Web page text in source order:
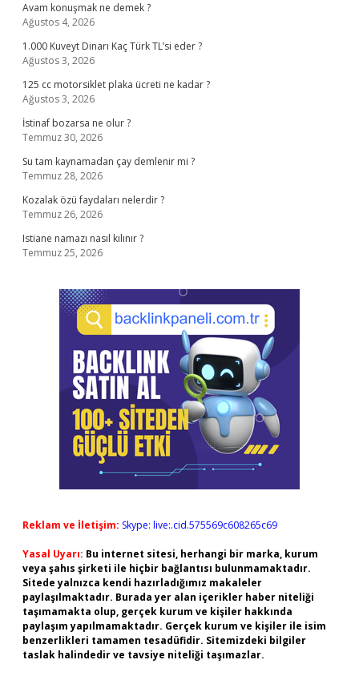
Avam konuşmak ne demek ?
Ağustos 4, 2026
1.000 Kuveyt Dinarı Kaç Türk TL’si eder ?
Ağustos 3, 2026
125 cc motorsiklet plaka ücreti ne kadar ?
Ağustos 3, 2026
İstinaf bozarsa ne olur ?
Temmuz 30, 2026
Su tam kaynamadan çay demlenir mi ?
Temmuz 28, 2026
Kozalak özü faydaları nelerdir ?
Temmuz 26, 2026
Istiane namazı nasıl kılınır ?
Temmuz 25, 2026
Reklam ve İletişim: Skype: live:.cid.575569c608265c69
Yasal Uyarı: Bu internet sitesi, herhangi bir marka, kurum
veya şahıs şirketi ile hiçbir bağlantısı bulunmamaktadır.
Sitede yalnızca kendi hazırladığımız makaleler
paylaşılmaktadır. Burada yer alan içerikler haber niteliği
taşımamakta olup, gerçek kurum ve kişiler hakkında
paylaşım yapılmamaktadır. Gerçek kurum ve kişiler ile isim
benzerlikleri tamamen tesadüfidir. Sitemizdeki bilgiler
taslak halindedir ve tavsiye niteliği taşımazlar.